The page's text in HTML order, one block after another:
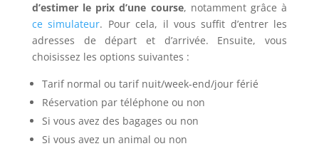
d’estimer le prix d’une course, notamment grâce à
ce simulateur. Pour cela, il vous suffit d’entrer les
adresses de départ et d’arrivée. Ensuite, vous
choisissez les options suivantes :
Tarif normal ou tarif nuit/week-end/jour férié
Réservation par téléphone ou non
Si vous avez des bagages ou non
Si vous avez un animal ou non